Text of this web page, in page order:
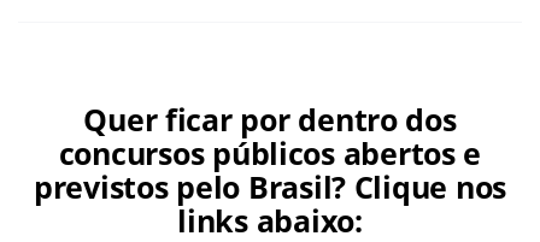
Quer ficar por dentro dos
concursos públicos abertos e
previstos pelo Brasil? Clique nos
links abaixo: